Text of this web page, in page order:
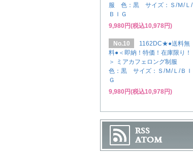
服 色：黒 サイズ：Ｓ/Ｍ/Ｌ/
ＢＩＧ
9,980円(税込10,978円)
No.10
1162DC★●送料無
料●＜即納！特価！在庫限り！
＞ ミアカフェロング制服
色：黒 サイズ：Ｓ/Ｍ/Ｌ/ＢＩ
Ｇ
9,980円(税込10,978円)